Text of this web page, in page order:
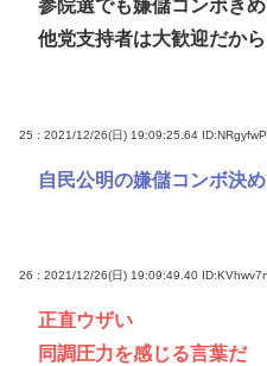
参院選でも嫌儲コンボき
他党支持者は大歓迎だから
25 : 2021/12/26(日) 19:09:25.64
自民公明の嫌儲コンボ決
26 : 2021/12/26(日) 19:09:49.40
正直ウザい
同調圧力を感じる言葉だ